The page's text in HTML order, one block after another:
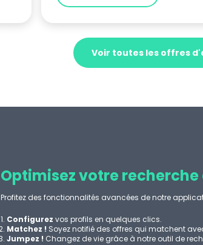
Voir toutes les offres
Optimisez votre
Profitez des fonctionnalités avancées de notre
Configurez vos profils en quelques clics.
Matchez ! Soyez notifié des offres qui matchent
Jumpez ! Changez de vie grâce à notre outil de